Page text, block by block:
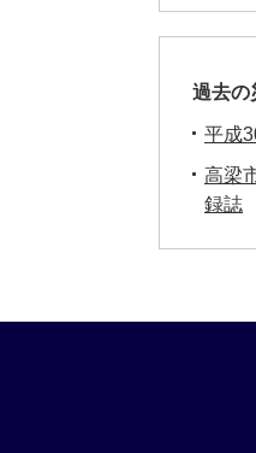
過去の
平成
高梁
録誌